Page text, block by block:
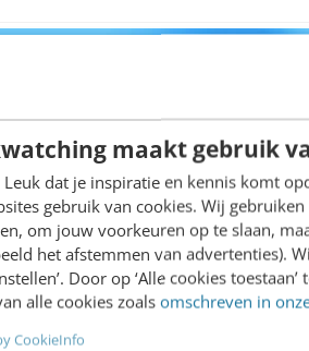
maakt gebruik
dat je inspiratie en kennis komt
gebruik van cookies. Wij
om jouw voorkeuren op te slaan,
het afstemmen van advertenties).
Door op ‘Alle cookies
alle cookies zoalsomschreven in
CookieInfo